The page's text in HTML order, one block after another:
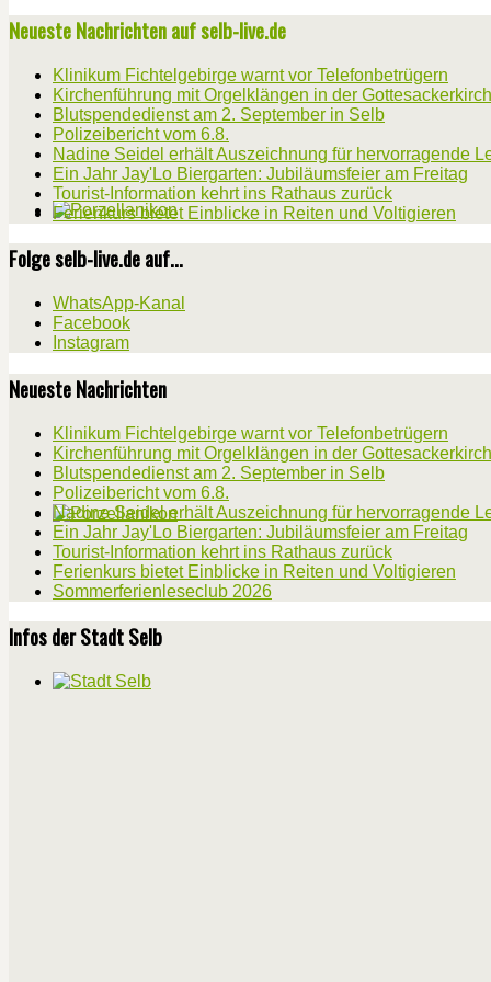
Neueste Nachrichten auf selb-live.de
Klinikum Fichtelgebirge warnt vor Telefonbetrügern
Kirchenführung mit Orgelklängen in der
Blutspendedienst am 2. September in Selb
Polizeibericht vom 6.8.
Nadine Seidel erhält Auszeichnung für hervorragende
Ein Jahr Jay'Lo Biergarten: Jubiläumsfeier am Freitag
Tourist-Information kehrt ins Rathaus zurück
Ferienkurs bietet Einblicke in Reiten und Voltigieren
Folge selb-live.de auf...
WhatsApp-Kanal
Facebook
Instagram
Neueste Nachrichten
Klinikum Fichtelgebirge warnt vor Telefonbetrügern
Kirchenführung mit Orgelklängen in der
Blutspendedienst am 2. September in Selb
Polizeibericht vom 6.8.
Nadine Seidel erhält Auszeichnung für hervorragende
Ein Jahr Jay'Lo Biergarten: Jubiläumsfeier am Freitag
Tourist-Information kehrt ins Rathaus zurück
Ferienkurs bietet Einblicke in Reiten und Voltigieren
Sommerferienleseclub 2026
Infos der Stadt Selb